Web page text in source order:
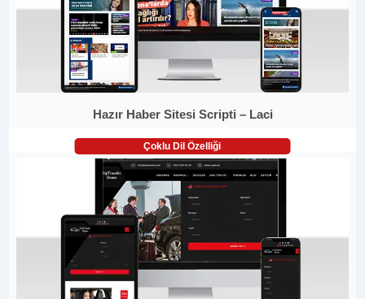
Hazır Haber Sitesi Scripti – Laci
Çoklu Dil Özelliği